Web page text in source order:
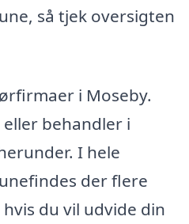
så tjek oversigten
i Moseby.
behandler i
I hele
der flere
du vil udvide din